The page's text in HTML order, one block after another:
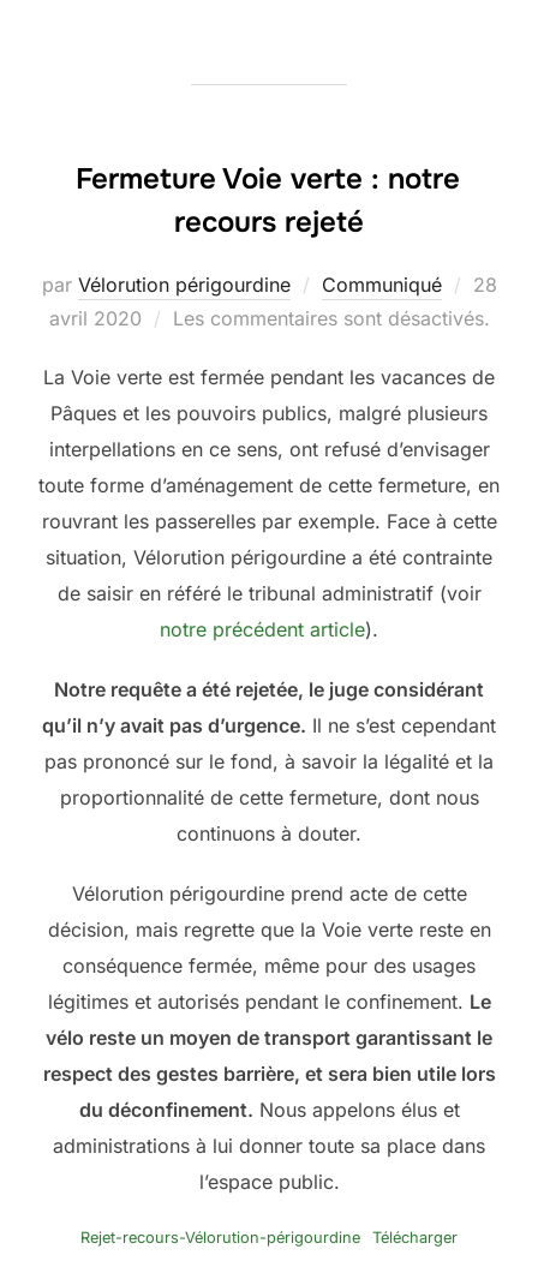
Fermeture Voie verte : notre
recours rejeté
par Vélorution périgourdine Communiqué
Publié
le
28
avril 2020
Les commentaires sont désactivés.
La Voie verte est fermée pendant les vacances de
Pâques et les pouvoirs publics, malgré plusieurs
interpellations en ce sens, ont refusé d’envisager
toute forme d’aménagement de cette fermeture, en
rouvrant les passerelles par exemple. Face à cette
situation, Vélorution périgourdine a été contrainte
de saisir en référé le tribunal administratif (voir
notre précédent article).
Notre requête a été rejetée, le juge considérant
qu’il n’y avait pas d’urgence. Il ne s’est cependant
pas prononcé sur le fond, à savoir la légalité et la
proportionnalité de cette fermeture, dont nous
continuons à douter.
Vélorution périgourdine prend acte de cette
décision, mais regrette que la Voie verte reste en
conséquence fermée, même pour des usages
légitimes et autorisés pendant le confinement. Le
vélo reste un moyen de transport garantissant le
respect des gestes barrière, et sera bien utile lors
du déconfinement. Nous appelons élus et
administrations à lui donner toute sa place dans
l’espace public.
Rejet-recours-Vélorution-périgourdine Télécharger